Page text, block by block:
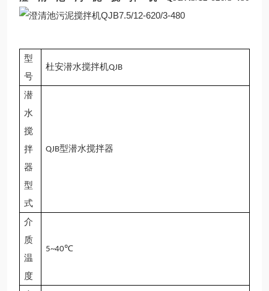
型
号
杜安潜水搅拌机QJB
潜
水
搅
拌
器
型
式
QJB型潜水搅拌器
介
质
温
度
5~40℃